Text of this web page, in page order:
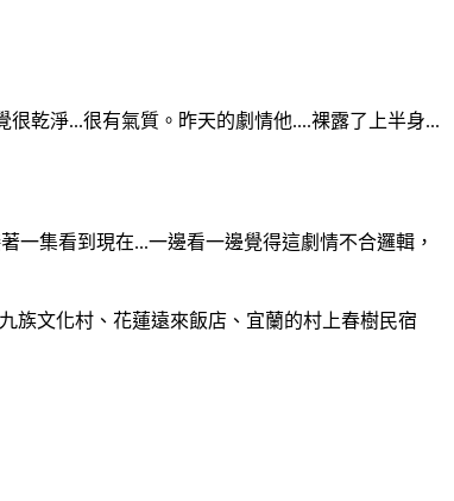
乾淨...很有氣質。昨天的劇情他....裸露了上半身...
一集看到現在...一邊看一邊覺得這劇情不合邏輯，
族文化村、花蓮遠來飯店、宜蘭的村上春樹民宿